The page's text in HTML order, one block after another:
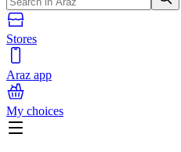
Stores
Araz app
My choices